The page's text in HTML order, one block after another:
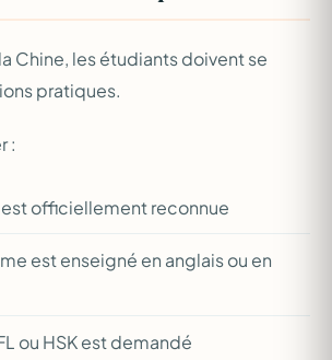
Chine, les étudiants doivent se
pratiques.
:
est officiellement reconnue
est enseigné en anglais ou en
ou HSK est demandé